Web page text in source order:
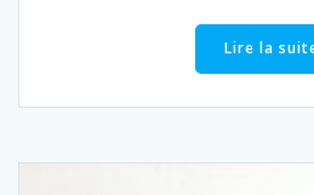
Lire la